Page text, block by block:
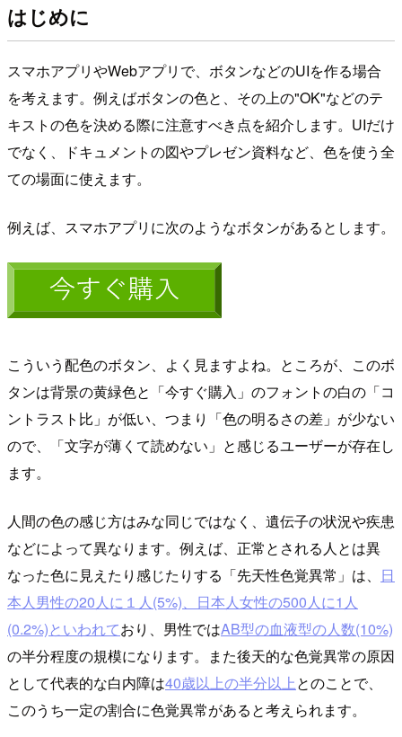
はじめに
スマホアプリやWebアプリで、ボタンなどのUIを作る場合
を考えます。例えばボタンの色と、その上の"OK"などのテ
キストの色を決める際に注意すべき点を紹介します。UIだけ
でなく、ドキュメントの図やプレゼン資料など、色を使う全
ての場面に使えます。
例えば、スマホアプリに次のようなボタンがあるとします。
こういう配色のボタン、よく見ますよね。ところが、このボ
タンは背景の黄緑色と「今すぐ購入」のフォントの白の「コ
ントラスト比」が低い、つまり「色の明るさの差」が少ない
ので、「文字が薄くて読めない」と感じるユーザーが存在し
ます。
人間の色の感じ方はみな同じではなく、遺伝子の状況や疾患
などによって異なります。例えば、正常とされる人とは異
なった色に見えたり感じたりする「先天性色覚異常」は、 日
本人男性の20人に１人(5%)、日本人女性の500人に1人
(0.2%)といわれており、男性ではAB型の血液型の人数(10%)
の半分程度の規模になります。また後天的な色覚異常の原因
として代表的な白内障は40歳以上の半分以上とのことで、
このうち一定の割合に色覚異常があると考えられます。